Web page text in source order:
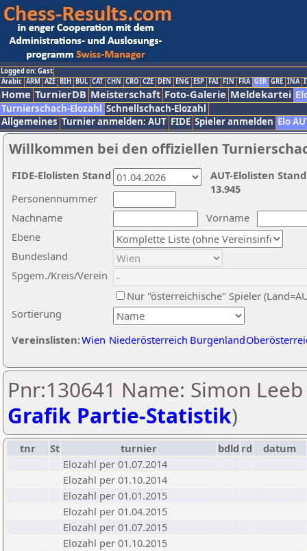
Logged on: Gast
Arabic ARM AZE BIH BUL CAT CHN CRO CZE DEN ENG ESP FAI FIN FRA GER GRE INA
Home TurnierDB Meisterschaft Foto-Galerie Meldekartei
Turnierschach-Elozahl Schnellschach-Elozahl
Allgemeines Turnier anmelden: AUT FIDE Spieler anmelden Elo
Willkommen bei den offiziellen
Nachname
Vorname
Ebene
Sortierung
Personennummer
Bundesland
Spgem./Kreis/Verein
Nur "österreichische" Spieler
Vereinslisten:Wien Niederösterreich Burgenland
AUT-Elolisten
13.945
FIDE-Elolisten Stand
Pnr:130641 Name: Simon
Grafik Partie-Statistik)
tnr St turnier bdld rd
datum
Elozahl per 01.07.2014
Elozahl per 01.10.2014
Elozahl per 01.01.2015
Elozahl per 01.04.2015
Elozahl per 01.07.2015
Elozahl per 01.10.2015